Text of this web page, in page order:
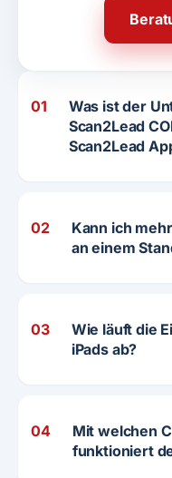
01
Was ist der
Scan2Lead
Scan2Lead
02
Kann ich
an einem
03
Wie läuft die
iPads ab?
04
Mit welchen
funktioniert